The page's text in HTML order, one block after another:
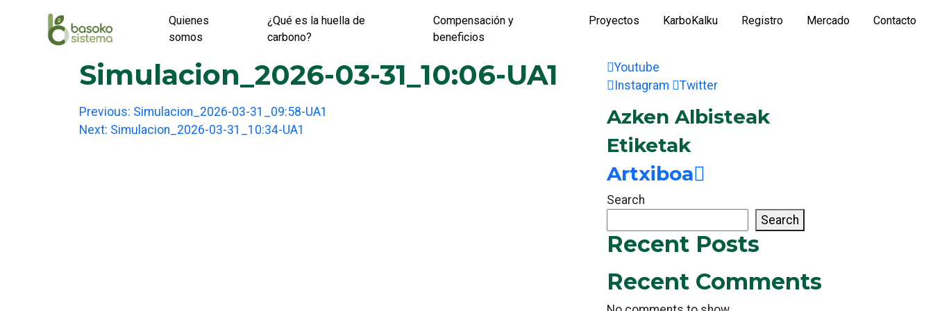
Quienes
somos
¿Qué es la huella de
carbono?
Compensación y
beneficios
Proyectos KarboKalku Registro Mercado Contacto
Simulacion_2026-03-31_10:06-UA1
Post
navigation
Previous: Simulacion_2026-03-31_09:58-UA1
Next: Simulacion_2026-03-31_10:34-UA1
Youtube
Instagram
Twitter
Azken Albisteak
Etiketak
Artxiboa
Search
Search
Recent Posts
Recent Comments